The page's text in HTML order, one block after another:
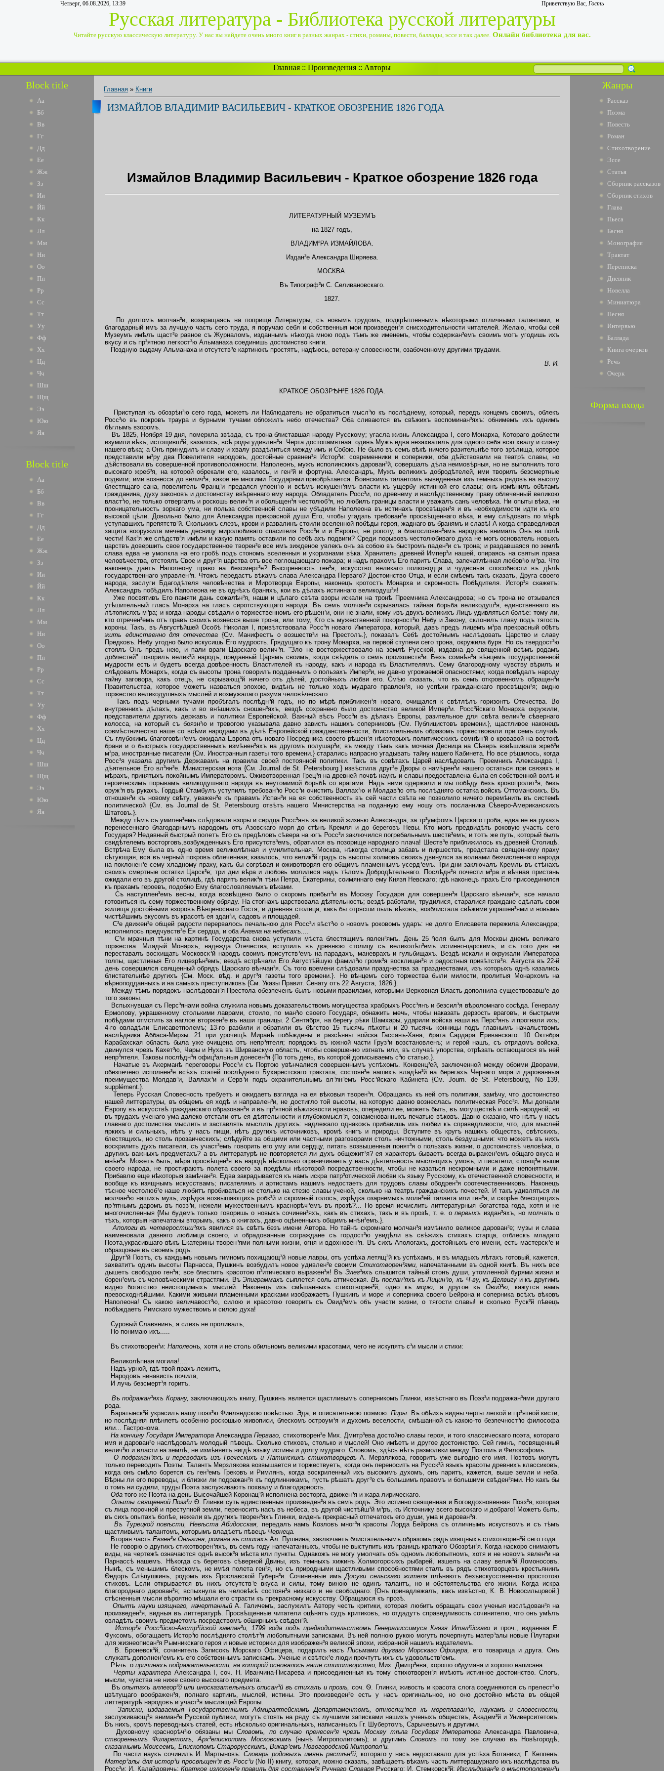
Четверг, 06.08.2026, 13:39 Приветствую Вас, Гость
Русская литература - Библиотека русской литературы
Читайте русскую классическую литературу. У нас вы найдете очень много книг в разных жанрах - стихи, романы, повести, баллады, эссе и так далее. Онлайн библиотека для вас.
Главная :: Произведения :: Авторы
Block title
Аа
Бб
Вв
Гг
Дд
Ее
Жж
Зз
Ии
Йй
Кк
Лл
Мм
Нн
Оо
Пп
Рр
Сс
Тт
Уу
Фф
Хх
Цц
Чч
Шш
Щщ
Ээ
Юю
Яя
Block title
Аа
Бб
Вв
Гг
Дд
Ее
Жж
Зз
Ии
Йй
Кк
Лл
Мм
Нн
Оо
Пп
Рр
Сс
Тт
Уу
Фф
Хх
Цц
Чч
Шш
Щщ
Ээ
Юю
Яя
Главная » Книги
ИЗМАЙЛОВ ВЛАДИМИР ВАСИЛЬЕВИЧ - КРАТКОЕ ОБОЗРЕНИЕ 1826 ГОДА
Измайлов Владимир Васильевич - Краткое обозрение 1826 года
ЛИТЕРАТУРНЫЙ МУЗЕУМЪ
на 1827 годъ,
ВЛАДИМ²РА ИЗМАЙЛОВА.
Издaн³е Александрa Ширяева.
МОСКВА.
Въ Типограф³и С. Селивановскаго.
1827.
По долгомъ молчан³и, возвращаясь на поприще Литературы, съ новымъ трудомъ, подкрѣпленнымъ нѣкоторыми отличными талантами, и
благодарный имъ за лучшую часть сего труда, я поручаю себя и собственныя мои произведен³я снисходительности читателей. Желаю, чтобы сей
Музеумъ имѣлъ щаст³е равное съ Журналомъ, изданнымъ нѣкогда мною подъ тѣмъ же именемъ, чтобы содержан³емъ своимъ могъ угодишь ихъ
вкусу и съ пр³ятною легкост³ю Альманаха соединишь достоинство книги.
Поздную выдачу Альманаха и отсутств³е картинокъ простятъ, надѣюсь, ветерану словесности, озабоченному другими трудами.
В. И.
КРАТКОЕ ОБОЗРѢН²Е 1826 ГОДА.
Приступая къ обозрѣн³ю сего года, можетъ ли Наблюдатель не обратиться мысл³ю къ послѣднему, который, передъ концемъ своимъ, облекъ
Росс³ю въ покровъ траура и бурными тучами обложилъ небо отечества? Оба сливаются въ свѣжихъ воспоминан³яхъ: обнимемъ ихъ однимъ
бѣглымъ взоромъ.
Въ 1825, Ноября 19 дня, померкла звѣзда, съ трона блиставшая народу Русскому; угасла жизнь Александра I, сего Монарха, Котораго доблести
изумили вѣкъ, истощивш³й, казалось, всѣ роды удивлен³я. Черта достопамятная: одинъ Мужъ едва незахватилъ для одного себя всю хвалу и славу
нашего вѣка; а Онъ принудилъ и славу и хвалу раздѣлиться между имъ и Собою. Не было въ семъ вѣкѣ ничего разительнѣе того зрѣлища, которое
представили м³ру два Повелителя народовъ, достойные сравнен³я Истор³и: современники и соперники, оба дѣйствовали на театрѣ славы, но
дѣйствовали въ совершенной противоположности. Наполеонъ, мужъ исполинскихъ дарован³й, совершалъ дѣла неимовѣрныя, но не выполнилъ того
высокаго жреб³я, на которой обрекали его, казалось, и ген³й и фортуна. Александръ, Мужъ великихъ добродѣтелей, ими творилъ безсмертные
подвиги; ими вознесся до велич³я, какое не многими Государями приобрѣтается. Воинскимъ талантомъ выведенныя изъ темныхъ рядовъ на высоту
блестящаго сана, повелитель Франц³и предался упоен³ю и всѣмъ искушен³ямъ власти къ ущербу истинной его славы; онъ измѣнилъ обѣтамъ
гражданина, духу законовъ и достоинству ввѣреннаго ему народа. Обладатель Росс³и, по древнему и наслѣдственному праву облеченный великою
власт³ю, не только отвергалъ и роскошь велич³я и обольщен³я честолюб³я, но любилъ границы власти и уважалъ санъ человѣка. Ни опыты вѣка, ни
проницательность зоркаго ума, ни польза собственной славы не убѣдили Наполеона въ истинахъ просвѣщен³я и въ необходимости идти къ его
высокой цѣли. Довольно было для Александра прекрасной души Его, чтобы угадать требован³е просвѣщеннаго вѣка, и ему слѣдовать по мѣрѣ
уступавшихъ препятств³й. Сколькихъ слезъ, крови и развалинъ стоили вселенной побѣды героя, жаднаго въ бранямъ и славѣ! А когда справедливая
защита вооружила мечемъ десницу миролюбиваго спасителя Росс³и и и Европы, не ропоту, а благословен³ямъ народовъ внималъ Онъ на полѣ
чести! Как³я же слѣдств³я имѣли и какую память оставили по себѣ ахъ подвиги? Среди порывовъ честолюбиваго духа не могъ основатель новыхъ
царствъ довершить свое государственное творен³е все имъ зижденое увлекъ онъ за собою въ быстромъ паден³и съ трона; и раздавшаяся по землѣ
слава едва не умолкла на его гробѣ подъ стономъ вселенныя и укоризнами вѣка. Хранитель древней Импер³и нашей, опираясь на святыя права
человѣчества, отстоялъ Свое и друг³я царства отъ все поглощающаго пожара; и надъ прахомъ Его паритъ Слава, запечатлѣнная любов³ю м³ра. Что
наконецъ даетъ Наполеону право на безсмерт³е? Выспренность ген³я, искусство великаго полководца и чудесныя способности въ дѣлѣ
государственнаго управлен³я. Чтожъ передастъ вѣкамъ слава Александра Перваго? Достоинство Отца, и если смѣемъ такъ сказать, Друга своего
народа, заслуги Бдагодѣтеля человѣчества и Миротворца Европы, наконецъ кротостъ Монарха и скромность Побѣдителя. Истор³я скажетъ:
Александръ побѣдилъ Наполеона не въ однѣхъ браняхъ, кои въ дѣлахъ истиннаго великодуш³я!
Уже посвятивъ Его памяти дань сожалѣн³я, наши и цѣлаго свѣта взоры искали на тронѣ Преемника Александрова; но съ трона не отзывался
утѣшительный гласъ Монарха на гласъ сиротствующаго народа. Въ семъ молчан³и скрывалась тайная борьба великодуш³я, единственнаго въ
лѣтописяхъ м³ра; и когда народы свѣдали о торжественномъ его рѣшен³и, они не знали, кому изъ двухъ великихъ Лицъ удивляться болѣе: тому ли,
кто отречен³емъ отъ правъ своихъ вознесся выше трона, или тому,
Кто съ мужественной покорност³ю Небу и Закону, склонилъ главу подъ тягость
короны. Такъ, въ Августѣйшей Особѣ Николая I, привѣтствовала Росс³я новаго Императора, который, давъ предъ лицемъ м³ра прекрасный обѣтъ
жить единственно для отечества {См. Манифестъ о возшеств³и на Престолъ.}, показалъ Себѣ достойнымъ наслѣдовать Царство и славу
Предковъ. Небу угодно было искусишь Его мудрость. Грядущаго къ трону Монарха, на первой ступени сего трона, окружила буря. Но съ твердост³ю
стоялъ Онъ предъ нею, и пали враги Царскаго велич³я. "Зло не восторжествовало на землѣ Русской, издавна до священной всѣмъ родамъ
доблестей" говорилъ велик³й народъ, преданный Царямъ своимъ, когда свѣдалъ о семъ произшеств³и. Безъ сомнѣн³я вѣнцемъ государственной
мудрости есть и будетъ всегда довѣренность Властителей къ народу, какъ и народа къ Властителямъ. Сему благородному чувству вѣрилъ и
слѣдовалъ Монархъ, когда съ высоты трона говорилъ подданнымъ о пользахъ Импер³и, не давно угрожаемой опасностями; когда повѣдалъ народу
тайну заговора, какъ отецъ, не скрывающ³й ничего отъ дѣтей, достойныхъ любви его. Смѣю сказать, что въ семъ откровенномъ обращен³и
Правительства, которое можетъ назваться эпохою, видѣнъ не только ходъ мудраго правлен³я, но успѣхи гражданскаго просвѣщен³я; видно
торжество великодушныхъ мыслей и возмужалаго разума человѣческаго.
Такъ подъ черными тучами пробѣгалъ послѣдн³й годъ, но по мѣрѣ приближен³я новаго, очищался к свѣтлѣлъ горизонтъ Отечества. Во
внутреннихъ дѣлахъ, какъ и во внѣшнихъ сношен³яхъ, вездѣ сохранено было достоинство великой Импер³и. Росс³йскаго Монарха окружили,
представители другихъ державъ и политики Европейской. Важный вѣсъ Росс³и въ дѣлахъ Европы, разительное для свѣта велич³е сѣвернаго
колосса, на который съ боязн³ю и тревогою указывала давно зависть нашихъ соперниковъ {См. Публицистовъ времени.}, щастливое наконецъ
совмѣстничество наше со всѣми народами въ дѣлѣ Европейской гражданственности, блистательнымъ образомъ торжествовали при семъ случаѣ.
Съ глубокимъ благоговѣн³емъ ожидала Европа отъ новаго Посредника своего рѣшен³я нѣкоторыхъ политическихъ сомнѣн³й о кровавой на востокѣ
брани и о быстрыхъ государственныхъ измѣнен³яхъ на другомъ полушар³и; въ между тѣмъ какъ мочная Десница на Сѣверъ взвѣшивала жреб³и
м³ра, иностранные писатели {См. Иностранныя газеты того времени.} старались напрасно угадывать тайну нашего Кабинета. Но все рѣшилось, когда
Росс³я указала другимъ Державамъ на правила своей постоянной политики. Такъ въ совѣтахъ Царей наслѣдовалъ Преемникъ Александра I,
дѣятельное Его вл³ян³е. Министерская нота {См. Journal de St. Petersbourg.} извѣстила друг³е Дворы о намѣрен³и нашего остаться при связяхъ и
мѣрахъ, принятыхъ покойнымъ Императоромъ. Оживотворенная Грец³я на древней почвѣ наукъ и славы предоставлена была ея собственной волѣ и
героическимъ порывамъ великодушнаго народа въ неутомимой борьбѣ со врагами. Надъ ними одержали и мы побѣду безъ кровопролит³я, безъ
оруж³я въ рукахъ. Гордый Стамбулъ уступилъ требован³ю Росс³и очистить Валлах³ю и Молдав³ю отъ послѣдняго остатка войскъ Оттоманскихъ. Въ
отношен³и къ новому свѣту, уважен³е къ правамъ Испан³и на ея собственность въ сей части свѣта не позволило ничего перемѣнить въ системѣ
политической {См. въ Journal de St. Petersbourg отвѣтъ нашего Министерства на поданную ему ношу отъ посланника Сѣверо-Американскихъ
Штатовъ.}.
Между тѣмъ съ умилен³емъ слѣдовали взоры и сердца Росс³янъ за великой жизнью Александра, за тр³умфомъ Царскаго гроба, едва не на рукахъ
перенесеннаго благодарнымъ народомъ отъ Азовскаго моря до стѣнъ Кремля и до береговъ Невы. Кто могъ предвидѣть роковую участь сего
Государя? Недавный быстрый полетъ Его съ предѣловъ сѣвера на югъ Росс³и заключился погребальнымъ шеств³емъ; и тотъ же путь, который былъ
свидѣтелемъ восторговъ,возбужденныхъ Его присутств³емъ, обратился въ позорище народнаго плача! Шеств³е приближилось къ древней Столицѣ.
Встрѣча Ему была въ одно время великолѣпная и умилительная. Москва, нѣкогда столица забавъ и пиршествъ, предстала священному праху
сѣтующая, вся въ черный покровъ облеченная; казалось, что велик³й градъ съ высоты холмовъ своихъ двинулся за волнами безчисленнаго народа
на поклонен³е сему хладному праху, какъ бы согрѣвая и оживотворяя его общимъ пламеннымъ усерд³емъ. Три дни заключалъ Кремль въ стѣнахъ
своихъ смертные остатки Царск³е; три дни вѣра и любовь молилися надъ тѣломъ Добродѣтельнаго. Послѣдн³я почести м³ра и вѣчная пристань
ожидали его въ другой столицѣ, гдѣ парятъ велик³я тѣни Петра, Екатерины, соимяннаго ему Князя Невскаго; гдѣ наконецъ прахъ Его присоединился
къ прахамъ героевъ, подобно Ему благословляемыхъ вѣками.
Съ наступлен³емъ весны, когда возвѣщено было о скоромъ прибыт³и въ Москву Государя для совершен³я Царскаго вѣнчан³я, все начало
готовиться къ сему торжественному обряду. На стогнахъ царствовала дѣятельность; вездѣ работали, трудилися, старалися граждане сдѣлать свои
жилища достойными взоровъ Вѣнценоснаго Гостя; и древняя столица, какъ бы отрясши пыль вѣковъ, возблистала свѣжими украшен³ями и новымъ
чистѣйшимъ вкусомъ въ красотѣ ея здан³и, садовъ и площадей.
С³е движен³е общей радости перервалось печальною для Росс³и вѣст³ю о новомъ роковомъ ударъ: не долго Елисавета пережила Александра;
исполнилось предчувств³е Ея сердца, и оба Ангела на небесахъ....
С³и мрачныя тѣни на картинѣ Государства снова уступили мѣста блестящимъ явлен³ямъ. День 25 ²юля былъ для Москвы днемъ великаго
торжества. Младый Монархъ, надежда Отечества, вступилъ въ древнюю столицу съ великолѣп³емъ истинно-царскимъ; и съ того дня не
переставалъ восхищать Московск³й народъ своимъ присутств³емъ на парадахъ, маневрахъ и гульбищахъ. Вездѣ искали и окружали Императора
толпы, щастливыя Его лицезрѣн³емъ; вездѣ встрѣчали Его Августѣйшую фамил³ю громк³я восклицан³я и радостныя привѣтств³я. Августа въ 22-й
день совершился священный обрядъ Царскаго вѣнчан³я. Съ того времени слѣдовали празднества за празднествами, изъ которыхъ однѣ казались
блистательнѣе другихъ {См. Моск. вѣд. и друг³я газеты того времени.}. Но вѣнцемъ сего торжества были милости, пролитыя Монархомъ на
вѣрноподданныхъ и на самыхъ преступниковъ {См. Указы Правит. Сенату отъ 22 Августа, 1826.}.
Между тѣмъ порядокъ наслѣдован³я Престола обезпеченъ былъ новыми правилами, которыми Верховная Власть дополнила существовавш³е до
того законы.
Вспыхнувшая съ Перс³янами война служила новымъ доказательствомъ могущества храбрыхъ Росс³янъ и безсил³я вѣроломнаго сосѣда. Генералу
Ермолову, украшенному столькими лаврами, стоило, по ман³ю своего Государя, обнажить мечь, чтобы наказать дерзость враговъ, и быстрыми
побѣдами отмстить за наглое вторжен³е въ наши границы. 2 Сентября, на берегу рѣки Шамхары, ударили войска наши на Перс³янъ и прогнали ихъ;
4-го овладѣли Елисаветполемъ; 13-го разбили и обратили въ бѣгство 15 тысячь пѣхоты и 20 тысячь конницы подъ главнымъ начальствомъ
наслѣдника Аббаса-Мирзы. 21 при урочищѣ Миранѣ побѣждены и разсѣяны войска Гассанъ-Хана, брата Сардара Ериванскаго. 10 Октября
Карабахская область была уже очищена отъ непр³ятеля; порядокъ въ южной части Груз³и возстановленъ; и герой нашъ, съ отрядомъ войска,
двинулся чрезъ Кахет³ю, Чары и Нуха въ Ширванскую область, чтобы совершенно изгнать или, въ случаѣ упорства, отрѣзать остающагося въ ней
непр³ятеля. Таковы послѣдн³я офиц³альныя донесен³я {По тотъ день, въ которой дописываемъ с³ю статью.}.
Начатые въ Акерманѣ переговоры Росс³и съ Портою увѣнчалися совершеннымъ успѣхомъ. Конвенц³ей, заключенной между обоими Дворами,
обезпечено исполнен³е всѣхъ статей послѣдняго Бухарестскаго трактата, состоян³е нашихъ владѣн³й на берегахъ Чернаго моря и дарованныя
преимущества Молдав³и, Валлах³и и Серв³и подъ охранительнымъ вл³ян³емъ Росс³йскаго Кабинета {См. Journ. de St. Petersbourg, No 139,
supplément.}.
Теперь Русская Словесность требуетъ и ожидаетъ взгляда на ея вѣковыя творен³я. Обращаясь къ ней отъ политики, замѣчу, что достоинство
нашей литтературы, въ общемъ ея ходѣ и направлен³и, не достигло той высоты, на которую давно вознеслась политическая Росс³я. Мы догнали
Европу въ искусствѣ гражданскаго образован³я и въ пр³ятной вѣжлжвости нравовъ; опередили ее, можетъ быть, въ могуществѣ и силѣ народной; но
въ трудахъ ученаго ума далеко отстали отъ ея дѣятельности и глубокомысл³я, ознаменованныхъ печатью вѣковъ. Давно сказано, что нѣтъ у насъ
главнаго достоинства мыслить и заставлять мыслить другихъ: надлежало однакожъ прибавишь изъ любви къ справедливости, что, для мыслей
яркихъ и сильныхъ, нѣтъ у насъ пищи, нѣтъ другихъ источниковъ, кромѣ книгъ и природы. Вступите въ кругъ нашихъ обществъ, свѣтскихъ,
блестящихъ, но столь прозаическихъ; слѣдуйте за общими или частными разговорами столь ничтожными, столь бездушными: что можетъ въ нихъ
воскрилить духъ писателя, съ участ³емъ говорить его уму или сердцу, питать возвышенныя понят³я о пользахъ жизни, о достоинствѣ человѣка, о
другихъ важныхъ предметахъ? а въ литтературѣ не повторяется ли духъ общежит³я? ея характеръ бываетъ всегда выражен³емъ общаго вкуса и
мнѣн³я. Можетъ быть, мѣра просвѣщен³я въ народѣ нѣсколько ограничиваетъ у насъ дѣятельность мыслящихъ умовъ; и писатели, стоящ³е выше
своего народа, не простираютъ полета своего за предѣлы нѣкоторой посредственности, чтобы не казаться нескромными и даже непонятными.
Прибавлю еще нѣкоторыя замѣчан³я. Едва закрадывается къ намъ искра патр³отической любви къ языку Русскому, къ отечественной словесности, и
вообще къ изящнымъ искусствамъ; писателямъ и артистамъ нашимъ недостаетъ для трудовъ славы ободрен³я соотечественниковъ. Наконецъ
тѣсное честолюб³е наше любитъ пробиваться не столько на стезю славы ученой, сколько на театръ гражданскихъ почестей. И такъ удивляться ли
молчан³ю нашихъ музъ, изрѣдка возвышающихъ робк³й и скромный голосъ, изрѣдка озаряемыхъ молн³ей таланта или ген³я, и скорѣе блесщящихъ
пр³ятнымъ даромъ въ поэз³и, нежели мужественнымъ краснорѣч³емъ въ прозѣ?... Но время исчислить литтературныя богатства года, хотя и не
многочисленныя {Мы будемъ только говоришь о новыхъ сочинен³яхъ, какъ въ стихахъ, такъ и въ прозѣ, т. е. опервыхъ издан³яхъ, но молчать о
тѣхъ, которыя напечатаны вторымъ, какъ о книгахъ, давно оцѣненныхъ общимъ мнѣн³емъ.}.
Апологи въ четверостиш³яхъ явилися въ свѣтъ безъ имени Автора. Но тайнѣ скромнаго молчан³я измѣнило великое дарован³е; музы и слава
наименовала давняго любимца своего, и обрадованные сограждане съ гордост³ю увидѣли въ свѣжихъ стихахъ старца, отблескъ младаго
Поэта,украсившаго вѣкъ Екатерины творен³ями полными жизни, огня и вдохновен³я. Въ сихъ Апологахъ, достойныхъ его имени, есть мастерск³е и
образцовые въ своемъ родъ.
Друг³й Поэтъ, съ каждымъ новымъ гимномъ похищающ³й новые лавры, отъ успѣха летящ³й къ успѣхамъ, и въ младыхъ лѣтахъ готовый, кажется,
захватитъ одинъ высоты Парнасса, Пушкинъ возбудилъ новое удивлен³е своими Стихотворен³ями, напечатанными въ одной книгѣ. Въ нихъ все
дышетъ свободою ген³я; все блеститъ красотою п³итическаго выражен³я! Въ Элег³яхъслышится тайный стонъ души, утомленной бурями жизни и
борен³емъ съ человѣческими страстями. ВъЭпиграммахъсыплется соль аттическая.Въ послан³яхъ къ Лицин³ю, къ Ч-ву, къ Делвигу и къ другимъ
видно богатство неистощимыхъ мыслей. Наконецъ изъ смѣшанныхъ стихотворен³й, одно къ морю,а другое къ Овид³ю, кажутся намъ
превосходнѣйшими. Какими живыми пламенными красками изображаетъ Пушкинъ и море и соперника своего Бейрона и соперника всѣхъ вѣковъ
Наполеона! Съ какою величавост³ю, силою и красотою говоритъ съ Овид³емъ объ участи жизни, о тягости славы! и сколько Руск³й пѣвецъ
побѣждаетъ Римскаго мужествомъ и силою духа!
Суровый Славянинъ, я слезъ не проливалъ,
Но понимаю ихъ.....
Въ стихотворен³и: Наполеонъ, хотя и не столь обильномъ великими красотами, чего не искупятъ с³и мысли и стихи:
Великолѣпная могила!....
Надъ урной, гдѣ твой прахъ лежитъ,
Народовъ ненависть почила,
И лучь безсмерт³я горитъ.
Въ подражан³яхъ Корану,заключающихъ книгу, Пушкинъ является щастливымъ соперникомъ Глинки, извѣстнаго въ Поэз³и подражан³ями другаго
рода.
Баратынск³й украсилъ нашу поэз³ю Финляндскою повѣстью: Эда, и описательною поэмою: Пиры.
Въ обѣихъ видны черты легкой и пр³ятной кисти;
но послѣдняя плѣняетъ особенно роскошью живописи, блескомъ остроум³я и духомъ веселости, смѣшанной съ какою-то безпечност³ю философа
или... Гастронома.
На кончину Государя ИмператораАлександраПерваго, стихотворен³е Мих. Дмитр³ева достойно славы героя, и того классическаго поэта, котораго
имя и дарован³е наслѣдовалъ молодый пѣвецъ. Сколько стиховъ, столько и мыслей! Оно имѣетъ и другое достоинство. Сей гимнъ, посвященный
велич³ю и власти на землѣ, не измѣняетъ нигдѣ языку истины и долгу мудраго. Словомъ, здѣсь нѣтъ размолвки между Поэтоиъ и Философомъ.
О подражан³яхъ и переводахъ изъ Греческихъ и Латинскихъ стихотворцевъ А. Мерзлякова, говоритъ уже выгодно его имя. Поэтовъ могутъ
только переводить Поэты. Талантъ Мерзлякова возвышается и торжествуетъ, когда онъ переноситъ на Русск³й языкъ красоты древнихъ классиковъ,
когда онъ смѣло борется съ ген³емъ Грековъ и Римлянъ, когда воскриленный ихъ высокимъ духомъ, онъ паритъ, кажется, выше земли и неба.
Вѣрны ли его переводы, и близки ли подражан³я къ подлинникамъ, пусть рѣшатъ друг³е съ большимъ правомъ и большими свѣден³ями. Но какъ бы
о томъ ни судили, труды Поэта заслуживаютъ похвалу и благодарность.
Ода того же Поэта на день Высочайшей Коронац³й исполнена восторга, движен³я и жара лирическаго.
Опыты священной Поэз³и Ѳ. Глинки суть единственныя произведен³я въ семъ родъ. Это истинно священная и Боговдохновенная Поэз³я, которая
съ лица порочной и преступной земли, переноситъ насъ въ небеса, въ другой чистѣйш³й м³ръ, къ Источнику всего высокаго и добраго! Можетъ быть,
въ сихъ опытахъ болѣе, нежели въ другихъ творен³яхъ Глинки, виденъ прекрасный отпечатокъ его души, ума и дарован³я.
Въ Турецкой повѣсти, Невѣста Абидосская, передалъ намъ Козловъ мног³я красоты Лорда Бейрона съ отличнымъ искуствомъ и съ тѣмъ
щастливымъ талантомъ, которымъ владѣетъ пѣвецъ Чернеца.
Вторая часть Евген³я Онѣгина романа въ стихахъ Ал. Пушнина, заключаетъ блистательнымъ образомъ рядъ изящныхъ стихотворен³й сего года.
Не говорю о другихъ стихотворен³яхъ, въ семъ году напечатанныхъ, чтобы не выступить изъ границъ краткаго Обозрѣн³я. Когда наскоро снимаютъ
виды, на чертежѣ означаются однѣ высок³я мѣста или пункты. Однакожъ не могу умолчать объ одномъ любопытномъ, хотя и не новомъ явлен³и на
Парнассѣ нашемъ. Нѣкогда съ береговъ сѣверной Двины, изъ темныхъ хижинъ Холмогорскихъ рыбарей, изшелъ на славу велик³й Ломоносовъ.
Нынѣ, съ меньшимъ блескомъ, не имѣя полета ген³я, но съ природными щастливыми способностями сталъ въ рядъ стихотворцевъ крестьянинъ
Ѳедоръ Слѣпушкинъ, родомъ изъ Ярославской Губерн³и. Сочиненные имъДосуги сельскаго жителя плѣняютъ безъискусственною простотою
стиховъ. Если открывается въ нихъ отсутств³е вкуса и силы, тому виною не одинъ талантъ, но и обстоятельства его жизни. Когда искра
благороднаго дарован³я; вспыхнула въ человѣкѣ состоян³я низкаго и не свободнаго: {Онъ принадлежалъ, какъ извѣстно, К. В. Новосильцовой.}
стѣсненныя мысли вѣроятно мѣшали его страсти къ прекрасному искусству. Обращаюся къ прозѣ.
Опытъ науки изящнаго, начертанныйА. Галичемъ, заслужилъ Автору честь критики, которая любитъ обращать свои ученыя изслѣдован³я на
произведен³я, видныя въ литтературѣ. Просвѣщенные читатели оцѣнятъ судъ критиковъ, но отдадутъ справедливость сочинителю, что онъ умѣлъ
овладѣть своимъ предметомъ посредствомъ обширныхъ свѣден³й.
Истор³я Росс³йско-Австр³йской кампан³и, 1799 года подъ предводительствомъ Генералиссимуса Князя Итал³йскаго и проч., изданная Е.
Фуксомъ, обогащаетъ Истор³ю послѣдняго столѣт³я любопытными записками. Въ ней полною рукою могутъ почерпнуть матер³алы новые Плутархи
для жизнеописан³я Рымникскаго героя и новые историки для изображен³я великой эпохи, избранной нашимъ издателемъ.
В. Броневск³й, сочинитель Записокъ Морскаго Офицера, подарилъ насъПисьмами другаго Морскаго Офицера,его товарища и друга. Онъ
служатъ дополнен³емъ къ его собственнымъ запискамъ. Ученые и свѣтск³е люди прочтутъ ихъ съ удовольств³емъ.
Рѣчь: о причинахъ подражательности, на которой основалось наше стихотворство,
Мих. Дмитр³ева, хорошо обдумана и хорошо написана.
Черты характера Александра I, соч. Н. Иванчина-Писарева и присоединенныя къ тому стихотворен³я имѣютъ истинное достоинство. Слогъ,
мысли, чувства не ниже своего высокаго предмета.
Въ опытахъ аллегор³й или иносказательныхъ описан³й въ стихалъ и прозѣ, соч. Ѳ. Глинки, живость и красота слога соединяются съ прелест³ю
цвѣтущаго воображен³я, полнаго картинъ, мыслей, истины. Это произведен³е есть у насъ оригинальное, но оно достойно мѣста въ общей
литтературѣ народовъ и участ³я мыслящей Европы.
Записки, издаваемыя Государственнымъ Адмиралтейскимъ Департаментомъ, относящ³яся къ мореплаван³ю, наукамъ и словесности,
заслуживающ³я вниман³е Русской публики, могутъ стоять на ряду съ лучшими записками нашихъ ученыхъ обществъ, Академ³й и Университетовъ.
Въ нихъ, кромѣ переводныхъ статей, есть нѣсколько оригинальныхъ, написанныхъ Гг. Шубертомъ, Сарычевымъ и другими.
Духовному краснорѣч³ю обязаны мы Словомъ, по случаю пренесен³я чрезъ Москву тѣла Государя ИмператораАлександра Павловича,
створеннымъ Филаретомъ, Арх³епископомъ Московскимъ (нынѣ Митрополитомъ); и другимъ Словомъ по тому же случаю въ Новѣгородѣ,
сказаннымъ Моисеемъ, Епископомъ Старорусскимъ Викар³емъ Новогородской Митропол³и.
По части наукъ сочинилъ И. Мартыновъ:Словарь родовыхъ имянъ растѣн³й, котораго у насъ недоставало для успѣха Ботаники; Г. Кеппенъ:
Матер³алы для истор³и просвѣщен³я въ Росс³и(No II) книгу, которая, можно сказать, завѣщаетъ вѣкамъ часть литтерашурнаго ихъ наслѣдства въ
Росс³и; И. Калайдовичь:Краткое изложен³е правилъ для составлен³я Ручнаго Словаря Русскаго; И. Стемковск³й:Изслѣдован³е о мѣстоположен³и
Жанры
Рассказ
Поэма
Повесть
Роман
Стихотворение
Эссе
Статья
Сборник рассказов
Сборник стихов
Глава
Пьеса
Басня
Монография
Трактат
Переписка
Дневник
Новелла
Миниатюра
Песня
Интервью
Баллада
Книга очерков
Речь
Очерк
Форма входа